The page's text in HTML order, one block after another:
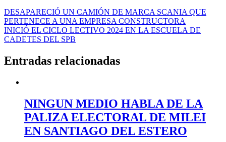
Navegación
de
entradas
DESAPARECIÓ UN CAMIÓN DE MARCA SCANIA QUE
PERTENECE A UNA EMPRESA CONSTRUCTORA
INICIÓ EL CICLO LECTIVO 2024 EN LA ESCUELA DE
CADETES DEL SPB
Entradas relacionadas
NINGUN MEDIO HABLA DE LA
PALIZA ELECTORAL DE MILEI
EN SANTIAGO DEL ESTERO